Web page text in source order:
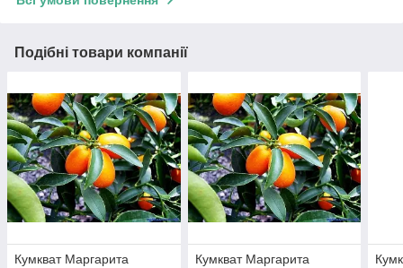
Подібні товари компанії
Кумкват Маргарита
Кумкват Маргарита